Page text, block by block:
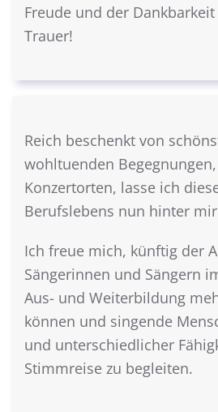
Freude und der
Trauer!
Reich beschenkt von
wohltuenden
Konzertorten, lasse ich
Berufslebens nun hinter
Ich freue mich, künftig der
Sängerinnen und Sängern
Aus- und Weiterbildung
können und singende
und unterschiedlicher
Stimmreise zu begleiten.